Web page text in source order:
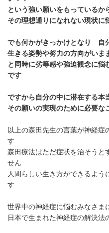
という強い願いをもっているか
その理想通りになれない現状に
でも何かがきっかけとなり 自
生きる姿勢や努力の方向がいま
と同時に劣等感や強迫観念に
です
ですから自分の中に潜在する本
その願いの実現のために必要な
以上の森田先生の言葉が神経症
す
森田療法はただ症状を治そうと
せん
人間らしい生き方ができるよう
す
世界中の神経症に悩むみなさま
日本で生まれた神経症の解決法